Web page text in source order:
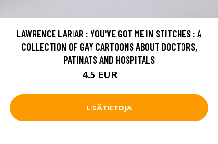
LAWRENCE LARIAR : YOU'VE GOT ME IN STITCHES : A
COLLECTION OF GAY CARTOONS ABOUT DOCTORS,
PATINATS AND HOSPITALS
4.5 EUR
LISÄTIETOJA